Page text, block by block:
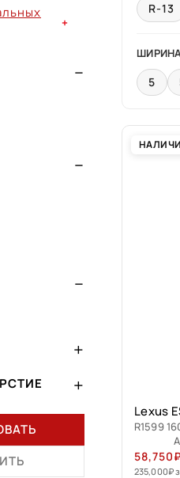
R-13
5
Lexus
R1599
58,750₽
235,000₽
+